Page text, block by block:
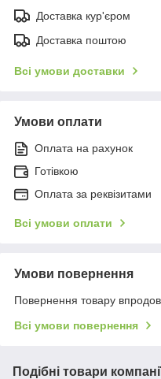
Доставка кур'єром
Доставка поштою
Всі умови доставки
Умови оплати
Оплата на рахунок
Готівкою
Оплата за реквізитами
Всі умови оплати
Умови повернення
Повернення товару
Всі умови повернення
Подібні товари